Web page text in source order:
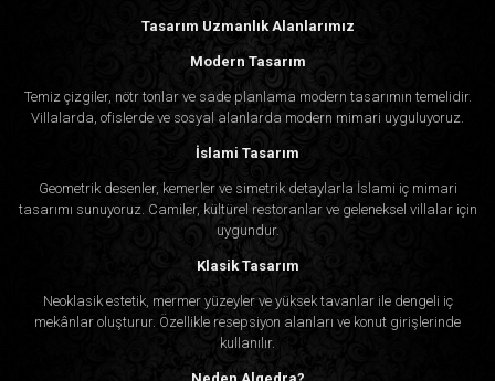
Tasarım Uzmanlık Alanlarımız
Modern Tasarım
Temiz çizgiler, nötr tonlar ve sade planlama modern tasarımın temelidir.
Villalarda, ofislerde ve sosyal alanlarda modern mimari uyguluyoruz.
İslami Tasarım
Geometrik desenler, kemerler ve simetrik detaylarla İslami iç mimari
tasarımı sunuyoruz. Camiler, kültürel restoranlar ve geleneksel villalar için
uygundur.
Klasik Tasarım
Neoklasik estetik, mermer yüzeyler ve yüksek tavanlar ile dengeli iç
mekânlar oluşturur. Özellikle resepsiyon alanları ve konut girişlerinde
kullanılır.